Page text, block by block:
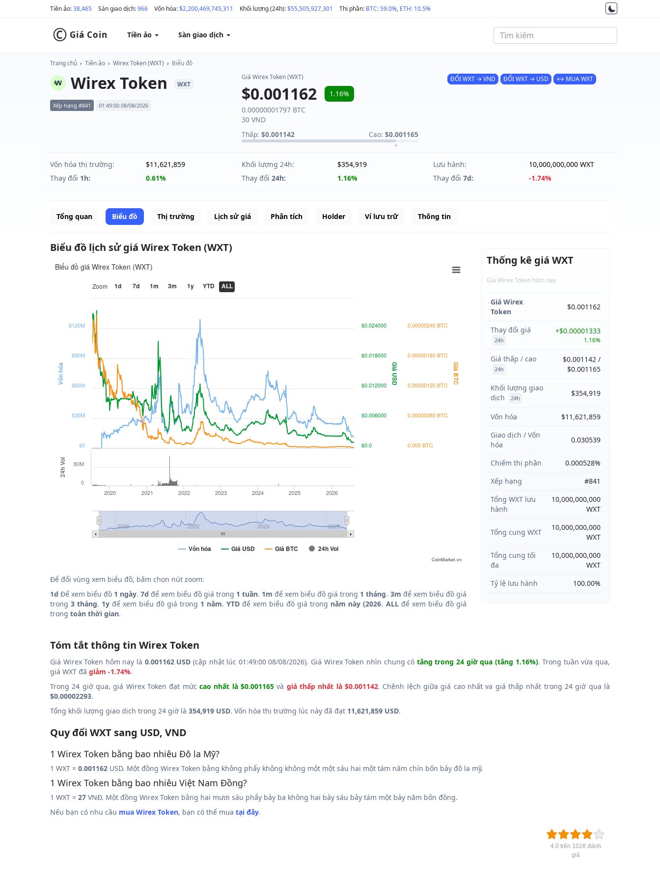
Tiền ảo:38,465 Sàn giao dịch:966 Vốn hóa:$2,200,469,745,311 Khối lượng (24h):$55,505,927,301 Thị phần: BTC: 59.0%, ETH: 10.5%
© Giá Coin Tiền ảo Sàn giao dịch
Trang chủ › Tiền ảo › Wirex Token (WXT) › Biểu đồ
Wirex Token WXT
Xếp hạng #841 01:49:00 08/08/2026
Giá Wirex Token (WXT)
$0.001162
1.16%
0.00000001797 BTC
30 VND
Thấp: $0.001142 Cao: $0.001165
ĐỔI WXT → VND ĐỔI WXT → USD ↔ MUA WXT
Vốn hóa thị trường: $11,621,859 Khối lượng 24h: $354,919 Lưu hành:
10,000,000,000 WXT
Thay đổi 1h: 0.61% Thay đổi 24h: 1.16% Thay đổi 7d: -1.74%
Tổng quan Biểu đồ Thị trường Lịch sử giá Phân tích Holder Ví lưu trữ Thông tin
Biểu đồ lịch sử giá Wirex Token (WXT)
Zoom 1d 7d 1m 3m 1y YTD ALL
Vốn hóa Giá USD Giá BTC
24h Vol
Biểu đồ giá Wirex Token (WXT)
Vốn hóa Giá USD Giá BTC 24h Vol
2020 2021 2022 2023 2024 2025 2026
2020 2022 2024 2026
$0
$30M
$60M
$90M
$120M
$0.0
$0.006000
$0.012000
$0.018000
$0.024000
0.000 BTC
0.00000060 BTC
0.00000120 BTC
0.00000180 BTC
0.00000240 BTC
0
80M
CoinMarket.vn
Để đổi vùng xem biểu đồ, bấm chọn nút zoom:
1d Để xem biểu đồ 1 ngày.7d để xem biểu đồ giá trong 1 tuần. 1m để xem biểu đồ giá trong 1 tháng. 3m để xem biểu đồ giá
trong3 tháng. 1y để xem biểu đồ giá trong 1 năm.YTD để xem biểu đồ giá trong năm này (2026. ALLđể xem biểu đồ giá
trong toàn thời gian.
Thống kê giá WXT
Giá Wirex Token hôm nay
Giá Wirex
Token
$0.001162
Thay đổi giá
24h
+$0.00001333
1.16%
Giá thấp / cao
24h
$0.001142 /
$0.001165
Khối lượng giao
dịch
24h
$354,919
Vốn hóa
$11,621,859
Giao dịch / Vốn
hóa
0.030539
Chiếm thị phần
0.000528%
Xếp hạng
#841
Tổng WXT lưu
hành
10,000,000,000
WXT
Tổng cung WXT
10,000,000,000
WXT
Tổng cung tối
đa
10,000,000,000
WXT
Tỷ lệ lưu hành
100.00%
Tóm tắt thông tin Wirex Token
Giá Wirex Token hôm nay là 0.001162 USD (cập nhật lúc 01:49:00 08/08/2026). Giá Wirex Token nhìn chung có tăng trong 24 giờ qua (tăng 1.16%). Trong tuần vừa qua,
giá WXT đã giảm -1.74%.
Trong 24 giờ qua, giá Wirex Token đạt mức cao nhất là $0.001165 và giá thấp nhất là $0.001142. Chênh lệch giữa giá cao nhất va giá thấp nhất trong 24 giờ qua là
$0.00002293.
Tổng khối lượng giao dịch trong 24 giờ là 354,919 USD. Vốn hóa thị trường lúc này đã đạt 11,621,859 USD.
Quy đổi WXT sang USD, VND
1 Wirex Token bằng bao nhiêu Đô la Mỹ?
1 WXT = 0.001162 USD. Một đồng Wirex Token bằng không phẩy không không một một sáu hai một tám năm chín bốn bảy đô la mỹ.
1 Wirex Token bằng bao nhiêu Việt Nam Đồng?
1 WXT = 27 VNĐ. Một đồng Wirex Token bằng hai mươi sáu phẩy bảy ba không hai bảy sáu bảy tám một bảy năm bốn đồng.
Nếu bạn có nhu cầu mua Wirex Token, bạn có thể mua tại đây.
4.0 trên 1028 đánh
giá